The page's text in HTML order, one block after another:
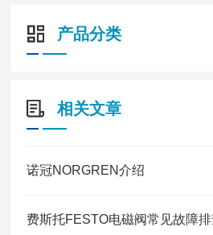
统的需求
产品分类
相关文章
诺冠NORGREN介绍
费斯托FESTO电磁阀常见故障